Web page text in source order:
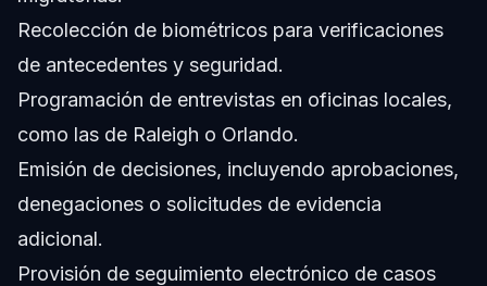
Recolección de biométricos para verificaciones
de antecedentes y seguridad.
Programación de entrevistas en oficinas locales,
como las de Raleigh o Orlando.
Emisión de decisiones, incluyendo aprobaciones,
denegaciones o solicitudes de evidencia
adicional.
Provisión de seguimiento electrónico de casos